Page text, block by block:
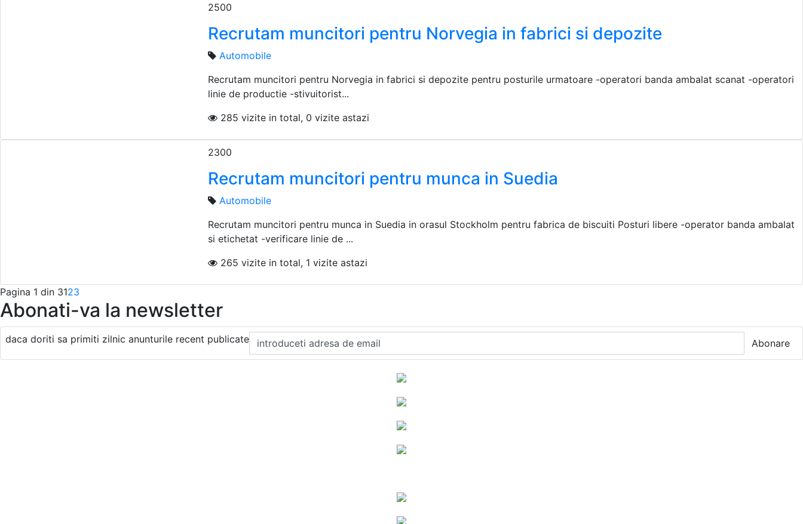
2500
Recrutam muncitori pentru Norvegia in fabrici si depozite
Automobile
Recrutam muncitori pentru Norvegia in fabrici si depozite pentru posturile urmatoare -operatori banda ambalat scanat -operatori
linie de productie -stivuitorist...
285 vizite in total, 0 vizite astazi
2300
Recrutam muncitori pentru munca in Suedia
Automobile
Recrutam muncitori pentru munca in Suedia in orasul Stockholm pentru fabrica de biscuiti Posturi libere -operator banda ambalat
si etichetat -verificare linie de ...
265 vizite in total, 1 vizite astazi
Pagina 1 din 3123
Abonati-va la newsletter
daca doriti sa primiti zilnic anunturile recent publicate